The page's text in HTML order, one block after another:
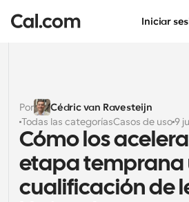
Iniciar
Soluciones
Por tamaño del equipo
Para individuos
Programación personal hecha
Empresa
Por
Cédric van Ravesteijn
Todas las categoríasCasos de uso9
Cómo los
etapa temprana
cualificación de